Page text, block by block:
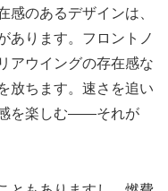
感のあるデザインは、
あります。フロントノ
アウイングの存在感な
放ちます。速さを追い
を楽しむ――それが